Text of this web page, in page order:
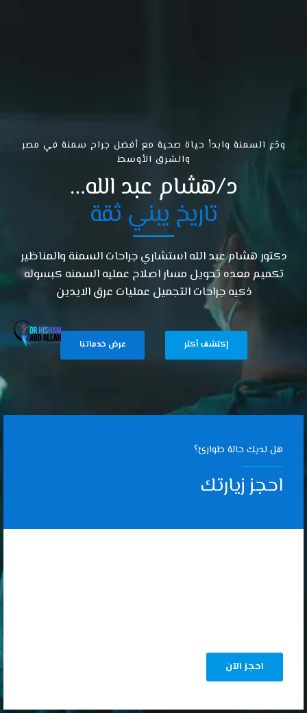
ودّع السمنة وابدأ حياة صحية مع أفضل جراح سمنة في مصر
والشرق الأوسط
د/هشام عبد الله…
تاريخ يبني ثقة
دكتور هشام عبد الله استشاري جراحات السمنة والمناظير
تكميم معده تحويل مسار اصلاح عمليه السمنه كبسوله
ذكيه جراحات التجميل عمليات عرق الايدين
إكتشف أكثر عرض خدماتنا
هل لديك حالة طوارئ؟
احجز زيارتك